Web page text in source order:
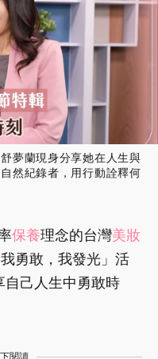
夢蘭現身分享她在人生與
然紀錄者，用行動詮釋何
保養理念的台灣美妝
勇敢，我發光」活
自己人生中勇敢時
閱讀